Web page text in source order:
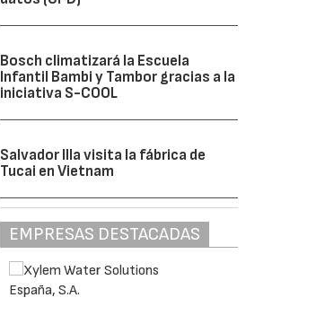
Bosch climatizará la Escuela
Infantil Bambi y Tambor gracias a la
iniciativa S-COOL
Salvador Illa visita la fábrica de
Tucai en Vietnam
EMPRESAS DESTACADAS